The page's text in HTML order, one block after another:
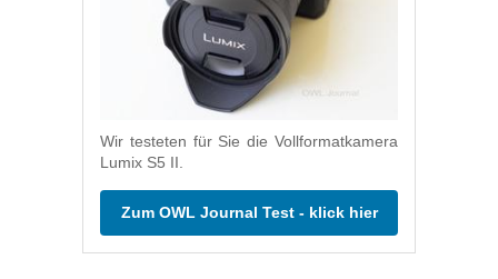
Wir testeten für Sie die Vollformatkamera
Lumix S5 II.
Zum OWL Journal Test - klick hier